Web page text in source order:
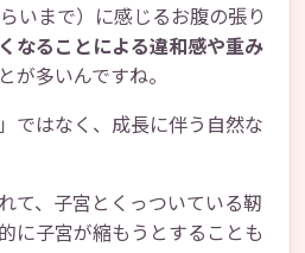
いまで）に感じるお腹の張り
なることによる違和感や重み
が多いんですね。
ではなく、成長に伴う自然な
て、子宮とくっついている靭
に子宮が縮もうとすることも